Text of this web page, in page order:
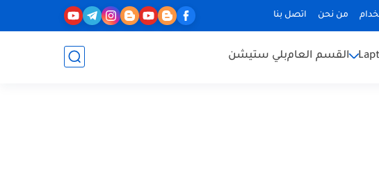
من نحن اتصل بنا
القسم العامبلي ستيشن